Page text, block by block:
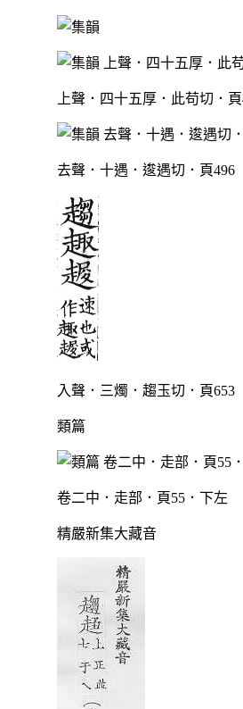
上聲．四十五厚．此苟切．
去聲．十遇．逡遇切．頁496
入聲．三燭．趨玉切．頁653
類篇
卷二中．走部．頁55．下左
精嚴新集大藏音